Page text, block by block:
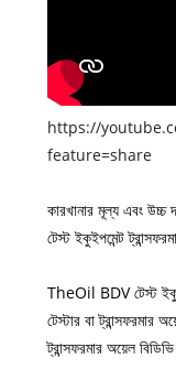
https://
feature=share
কারখানার মূল্য এবং উচ্চ
টেস্ট ইকুইপমেন্ট
TheOil BDV টেস্ট
টেস্টার বা ট্রান্সফরমার
ট্রান্সফরমার অয়েল